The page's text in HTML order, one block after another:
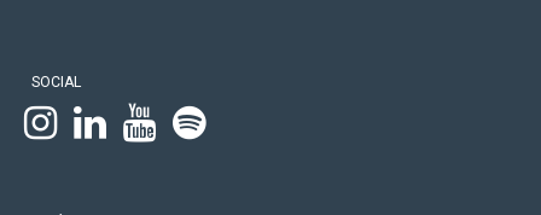
SOCIAL